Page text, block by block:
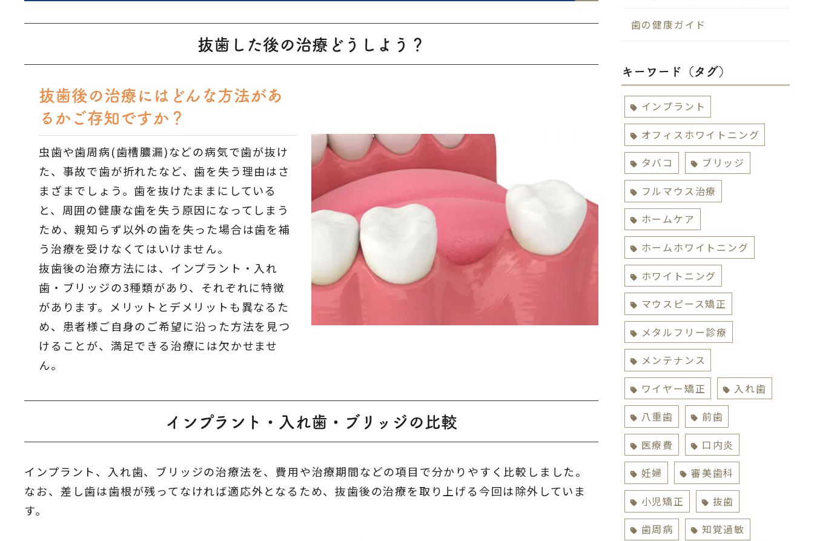
抜歯した後の治療どうしよう？
抜歯後の治療には どんな方法があ
るかご存知ですか？
虫歯や歯周病(歯槽膿漏)などの病気で歯が抜け
た、事故で歯が折れたなど、歯を失う理由はさ
まざまでしょう。歯を抜けたままにしている
と、周囲の健康な歯を失う原因になってしまう
ため、親知らず以外の歯を失った場合は歯を補
う治療を受けなくてはいけません。
抜歯後の治療方法には、インプラント・入れ
歯・ブリッジの3種類があり、それぞれに特徴
があります。メリットとデメリットも異なるた
め、患者様ご自身のご希望に沿った方法を見つ
けることが、満足できる治療には欠かせませ
ん。
インプラント・入れ歯・ブリッジの比較
インプラント、入れ歯、ブリッジの治療法を、費用や治療期間などの項目で分かりやすく比較しました。
なお、差し歯は歯根が残ってなければ適応外となるため、抜歯後の治療を取り上げる今回は除外していま
す。
キーワード（タグ）
インプラント
オフィスホワイトニング
タバコ
ブリッジ
フルマウス治療
ホームケア
ホームホワイトニング
ホワイトニング
マウスピース矯正
メタルフリー診療
メンテナンス
ワイヤー矯正
入れ歯
八重歯
前歯
医療費
口内炎
妊婦
審美歯科
小児矯正
抜歯
歯周病
知覚過敏
歯の健康ガイド